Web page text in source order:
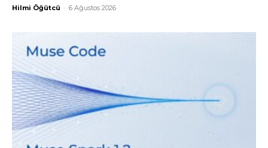
Hilmi Öğütcü - 6 Ağustos 2026